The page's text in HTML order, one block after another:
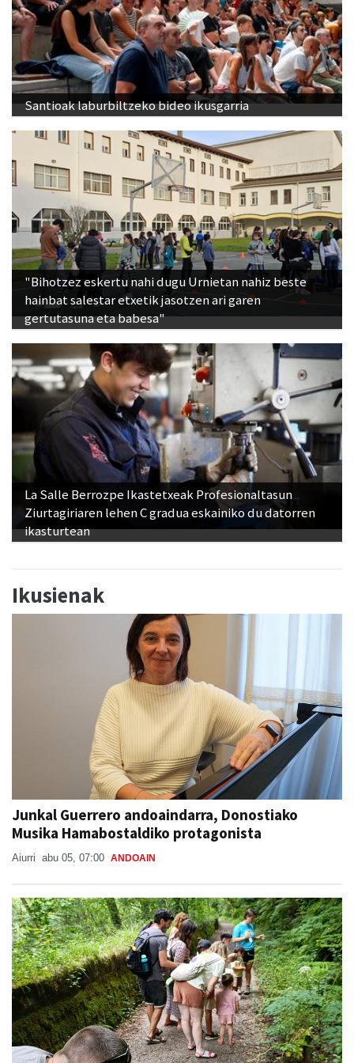
Santioak laburbiltzeko bideo ikusgarria
"Bihotzez eskertu nahi dugu Urnietan nahiz beste
hainbat salestar etxetik jasotzen ari garen
gertutasuna eta babesa"
La Salle Berrozpe Ikastetxeak Profesionaltasun
Ziurtagiriaren lehen C gradua eskainiko du datorren
ikasturtean
Ikusienak
Junkal Guerrero andoaindarra, Donostiako
Musika Hamabostaldiko protagonista
Aiurri abu 05, 07:00 ANDOAIN